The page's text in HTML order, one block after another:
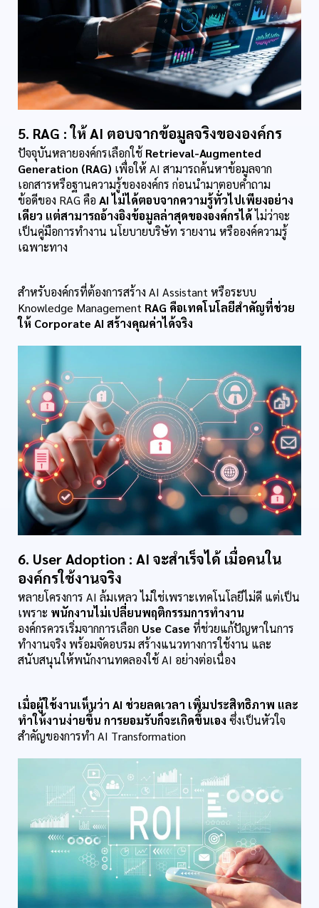
5. RAG : ให้ AI ตอบจากข้อมูลจริงขององค์กร
ปัจจุบันหลายองค์กรเลือกใช้ Retrieval-Augmented
Generation (RAG) เพื่อให้ AI สามารถค้นหาข้อมูลจาก
เอกสารหรือฐานความรู้ขององค์กร ก่อนนำมาตอบคำถาม
ข้อดีของ RAG คือ AI ไม่ได้ตอบจากความรู้ทั่วไปเพียงอย่าง
เดียว แต่สามารถอ้างอิงข้อมูลล่าสุดขององค์กรได้ ไม่ว่าจะ
เป็นคู่มือการทำงาน นโยบายบริษัท รายงาน หรือองค์ความรู้
เฉพาะทาง
สำหรับองค์กรที่ต้องการสร้าง AI Assistant หรือระบบ
Knowledge Management RAG คือเทคโนโลยีสำคัญที่ช่วย
ให้ Corporate AI สร้างคุณค่าได้จริง
6. User Adoption : AI จะสำเร็จได้ เมื่อคนใน
องค์กรใช้งานจริง
หลายโครงการ AI ล้มเหลว ไม่ใช่เพราะเทคโนโลยีไม่ดี แต่เป็น
เพราะ พนักงานไม่เปลี่ยนพฤติกรรมการทำงาน
องค์กรควรเริ่มจากการเลือก Use Case ที่ช่วยแก้ปัญหาในการ
ทำงานจริง พร้อมจัดอบรม สร้างแนวทางการใช้งาน และ
สนับสนุนให้พนักงานทดลองใช้ AI อย่างต่อเนื่อง
เมื่อผู้ใช้งานเห็นว่า AI ช่วยลดเวลา เพิ่มประสิทธิภาพ และ
ทำให้งานง่ายขึ้น การยอมรับก็จะเกิดขึ้นเอง ซึ่งเป็นหัวใจ
สำคัญของการทำ AI Transformation